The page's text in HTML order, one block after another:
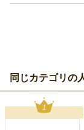
同じカテゴリの